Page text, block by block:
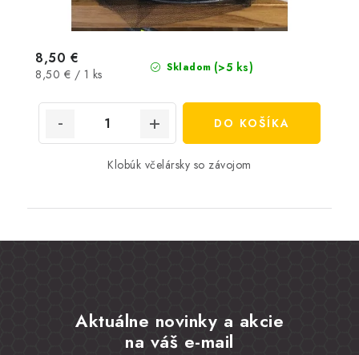
Skladom (>5 ks)
8,50 €
Jednotková
8,50 € / 1 ks
DO KOŠÍKA
Klobúk včelársky so závojom
Aktuálne novinky a akcie
na váš e-mail